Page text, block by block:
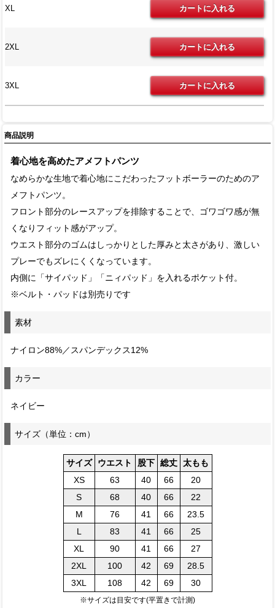
XL
2XL
3XL
商品説明
着心地を高めたアメフトパンツ
なめらかな生地で着心地にこだわったフットボーラーのためのア
メフトパンツ。
フロント部分のレースアップを排除することで、ゴワゴワ感が無
くなりフィット感がアップ。
ウエスト部分のゴムはしっかりとした厚みと太さがあり、激しい
プレーでもズレにくくなっています。
内側に「サイパッド」「ニィパッド」を入れるポケット付。
※ベルト・パッドは別売りです
素材
ナイロン88%／スパンデックス12%
カラー
ネイビー
サイズ（単位：cm）
サイズ ウエスト 股下 総丈 太もも
XS
63 40 66
20
S
68 40 66
22
M
76 41 66
23.5
L
83 41 66
25
XL
90 41 66
27
2XL
100 42 69
28.5
3XL
108 42 69 30
※サイズは目安です(平置きで計測)